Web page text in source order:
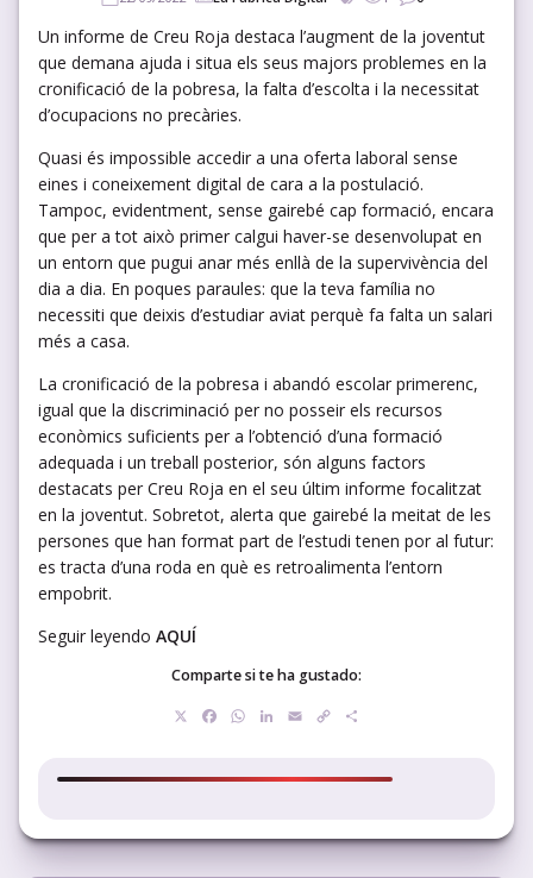
Un informe de Creu Roja destaca l’augment de la joventut
que demana ajuda i situa els seus majors problemes en la
cronificació de la pobresa, la falta d’escolta i la necessitat
d’ocupacions no precàries.
Quasi és impossible accedir a una oferta laboral sense
eines i coneixement digital de cara a la postulació.
Tampoc, evidentment, sense gairebé cap formació, encara
que per a tot això primer calgui haver-se desenvolupat en
un entorn que pugui anar més enllà de la supervivència del
dia a dia. En poques paraules: que la teva família no
necessiti que deixis d’estudiar aviat perquè fa falta un salari
més a casa.
La cronificació de la pobresa i abandó escolar primerenc,
igual que la discriminació per no posseir els recursos
econòmics suficients per a l’obtenció d’una formació
adequada i un treball posterior, són alguns factors
destacats per Creu Roja en el seu últim informe focalitzat
en la joventut. Sobretot, alerta que gairebé la meitat de les
persones que han format part de l’estudi tenen por al futur:
es tracta d’una roda en què es retroalimenta l’entorn
empobrit.
Seguir leyendo AQUÍ
Comparte si te ha gustado:
Facebook
WhatsApp
LinkedIn
EmailCopy